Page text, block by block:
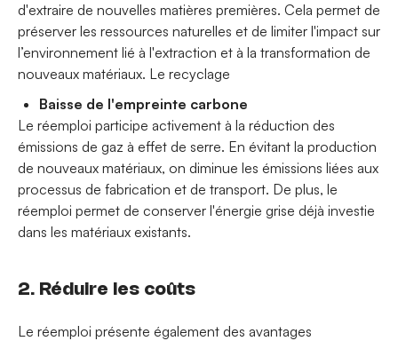
d'extraire de nouvelles matières premières. Cela permet de
préserver les ressources naturelles et de limiter l'impact sur
l’environnement lié à l'extraction et à la transformation de
nouveaux matériaux. Le recyclage
Baisse de l'empreinte carbone
Le réemploi participe activement à la réduction des
émissions de gaz à effet de serre. En évitant la production
de nouveaux matériaux, on diminue les émissions liées aux
processus de fabrication et de transport. De plus, le
réemploi permet de conserver l'énergie grise déjà investie
dans les matériaux existants.
2. Réduire les coûts
Le réemploi présente également des avantages